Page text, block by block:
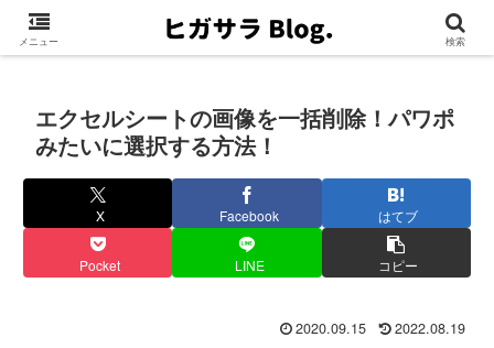
エクセルシートの画像を一括削除！パワポ
みたいに選択する方法！
X Facebook はてブ
Pocket LINE コピー
2020.09.15 2022.08.19
メニュー 検索